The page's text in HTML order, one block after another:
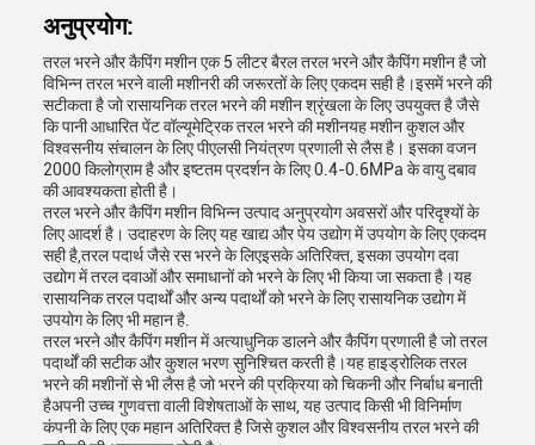
अनुप्रयोग:
तरल भरने और कैपिंग मशीन एक 5 लीटर बैरल तरल भरने और कैपिंग मशीन है जो
विभिन्न तरल भरने वाली मशीनरी की जरूरतों के लिए एकदम सही है।इसमें भरने की
सटीकता है जो रासायनिक तरल भरने की मशीन श्रृंखला के लिए उपयुक्त है जैसे
कि पानी आधारित पेंट वॉल्यूमेट्रिक तरल भरने की मशीनयह मशीन कुशल और
विश्वसनीय संचालन के लिए पीएलसी नियंत्रण प्रणाली से लैस है। इसका वजन
2000 किलोग्राम है और इष्टतम प्रदर्शन के लिए 0.4-0.6MPa के वायु दबाव
की आवश्यकता होती है।
तरल भरने और कैपिंग मशीन विभिन्न उत्पाद अनुप्रयोग अवसरों और परिदृश्यों के
लिए आदर्श है। उदाहरण के लिए यह खाद्य और पेय उद्योग में उपयोग के लिए एकदम
सही है,तरल पदार्थ जैसे रस भरने के लिएइसके अतिरिक्त, इसका उपयोग दवा
उद्योग में तरल दवाओं और समाधानों को भरने के लिए भी किया जा सकता है।यह
रासायनिक तरल पदार्थों और अन्य पदार्थों को भरने के लिए रासायनिक उद्योग में
उपयोग के लिए भी महान है.
तरल भरने और कैपिंग मशीन में अत्याधुनिक डालने और कैपिंग प्रणाली है जो तरल
पदार्थों की सटीक और कुशल भरण सुनिश्चित करती है।यह हाइड्रोलिक तरल
भरने की मशीनों से भी लैस है जो भरने की प्रक्रिया को चिकनी और निर्बाध बनाती
हैअपनी उच्च गुणवत्ता वाली विशेषताओं के साथ, यह उत्पाद किसी भी विनिर्माण
कंपनी के लिए एक महान अतिरिक्त है जिसे कुशल और विश्वसनीय तरल भरने की